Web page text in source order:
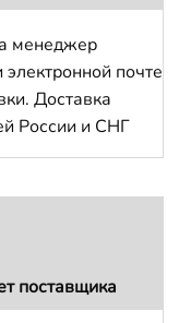
менеджер
почте
Доставка
России и СНГ
поставщика